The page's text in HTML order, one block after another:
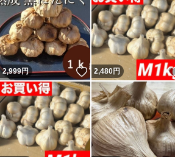
2,999円 いいね！
2,480円